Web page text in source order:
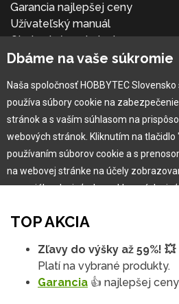
Garancia najlepšej ceny
Užívateľský manuál
Obchodné podmienky
Zákazník & partner
Novinky
Copyright © 2010 -2026
Mapa stránok ,Zmeniť nastavenia
Dizajn:GLIPS| Systém:Shean s.r.o.
TOP AKCIA
Zľavy do výšky až 59%! 💥
Platí na vybrané produkty.
Garancia 👍 najlepšej
Dbáme na vaše súkromie
Naša spoločnosť HOBBYTEC Slovensko
používa súbory cookie na
stránok a s vaším súhlasom na
webových stránok. Kliknutím na
používaním súborov cookie a s
na webovej stránke na účely
na sociálnych sieťach a reklamných
Viac informácií
Na našich webových stránkach
Rozumiem